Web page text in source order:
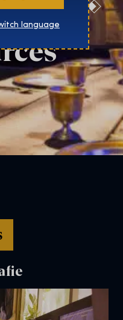
language